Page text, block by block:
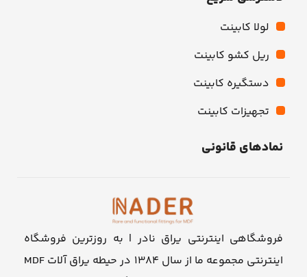
لولا کابینت
ریل کشو کابینت
دستگیره کابینت
تجهیزات کابینت
نمادهای قانونی
فروشگاهی اینترنتی یراق نادر | به روزترین فروشگاه
اینترنتی مجموعه ما از سال ۱۳۸۴ در حیطه یراق آلات MDF